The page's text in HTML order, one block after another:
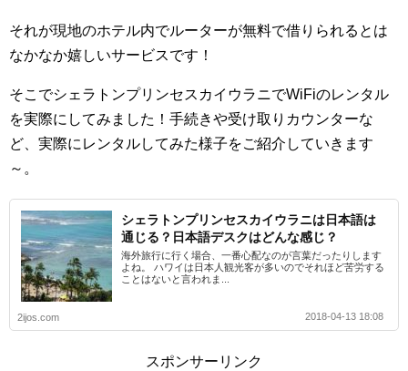
それが現地のホテル内でルーターが無料で借りられるとは
なかなか嬉しいサービスです！
そこでシェラトンプリンセスカイウラニでWiFiのレンタル
を実際にしてみました！手続きや受け取りカウンターな
ど、実際にレンタルしてみた様子をご紹介していきます
～。
シェラトンプリンセスカイウラニは日本語は
通じる？日本語デスクはどんな感じ？
海外旅行に行く場合、一番心配なのが言葉だったりします
よね。 ハワイは日本人観光客が多いのでそれほど苦労する
ことはないと言われま...
2ijos.com 2018-04-13 18:08
スポンサーリンク